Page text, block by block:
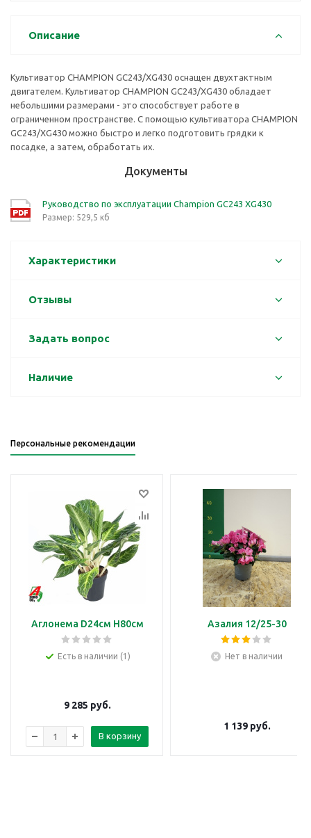
Описание
Культиватор CHAMPION GC243/XG430 оснащен двухтактным
двигателем. Культиватор CHAMPION GC243/XG430 обладает
небольшими размерами - это способствует работе в
ограниченном пространстве. С помощью культиватора CHAMPION
GC243/XG430 можно быстро и легко подготовить грядки к
посадке, а затем, обработать их.
Документы
Руководство по эксплуатации Champion GC243 XG430
Размер: 529,5 кб
Характеристики
Отзывы
Задать вопрос
Наличие
Персональные рекомендации
Аглонема D24см H80см
Есть в наличии (1)
9 285 руб.
В корзину
Азалия 12/25-30
Нет в наличии
1 139руб.